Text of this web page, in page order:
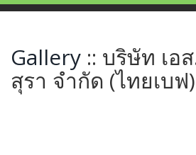
Gallery :: บริษัท เอ
สุรา จำกัด (ไทยเบฟ)